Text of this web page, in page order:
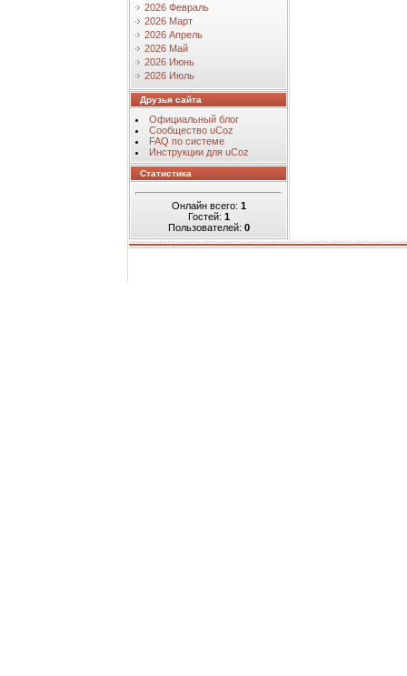
2026 Февраль
2026 Март
2026 Апрель
2026 Май
2026 Июнь
2026 Июль
Друзья сайта
Официальный блог
Сообщество uCoz
FAQ по системе
Инструкции для uCoz
Статистика
Онлайн всего: 1
Гостей: 1
Пользователей: 0